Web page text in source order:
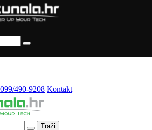
099/490-9208 Kontakt
Traži